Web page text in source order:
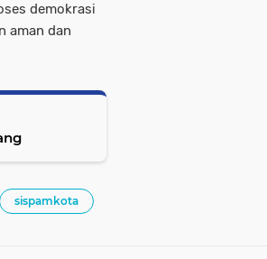
demokrasi
aman dan
sispamkota